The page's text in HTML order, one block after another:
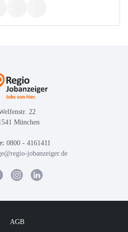
22
München
0800 - 4161411
jobanzeiger.de
AGB